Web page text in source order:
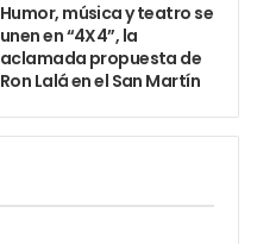
Humor, música y teatro se
unen en “4X4”, la
aclamada propuesta de
Ron Lalá en el San Martín